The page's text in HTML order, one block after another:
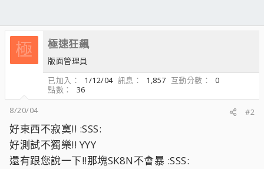
極 極速狂飆
版面管理員
已加入
1/12/04 訊息 1,857 互動分數
0
點數
36
8/20/04
#2
好東西不寂寞!! :SSS:
好測試不獨樂!! YYY
還有跟您說一下!!那塊SK8N不會暴 :SSS: